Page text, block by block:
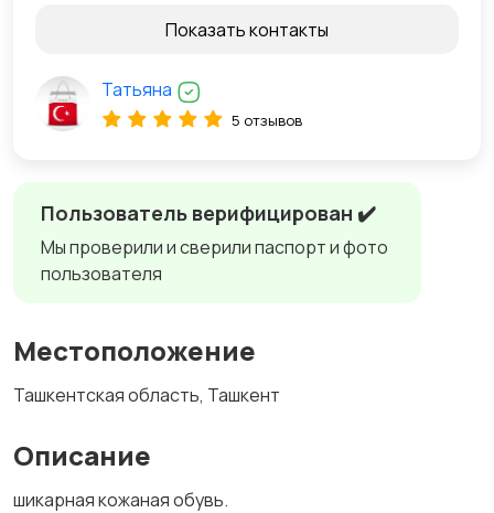
Пользователь верифицирован ✔️
Мы проверили и сверили паспорт и фото
пользователя
Местоположение
Ташкентская область, Ташкент
Описание
шикарная кожаная обувь.
Показать контакты
Татьяна
5 отзывов